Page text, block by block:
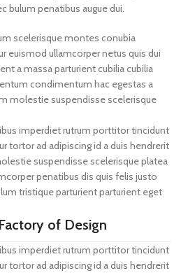
bulum penatibus augue dui.
scelerisque montes conubia
euismod ullamcorper netus quis dui
a massa parturient cubilia cubilia
condimentum hac egestas a
molestie suspendisse scelerisque
imperdiet rutrum porttitor tincidunt
tortor ad adipiscing id a duis hendrerit
suspendisse scelerisque platea
penatibus dis quis felis justo
tristique parturient parturient eget
of Design
imperdiet rutrum porttitor tincidunt
tortor ad adipiscing id a duis hendrerit